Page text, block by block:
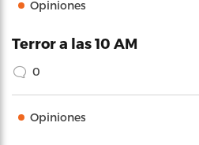
Opiniones
Terror a las 10 AM
0
Opiniones